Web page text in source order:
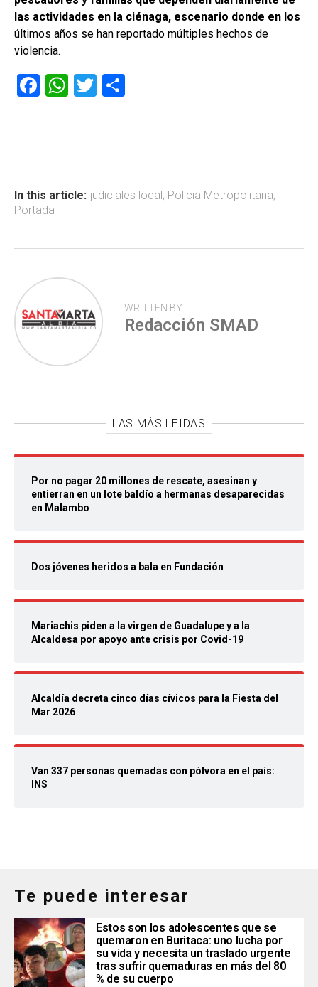
las actividades en la ciénaga, escenario donde en los
últimos años se han reportado múltiples hechos de
violencia.
F
ok
W
p
T
tir
In this article: judiciales local , Policia Metropolitana,
Portada
WRITTEN BY
Redacción SMAD
LAS MÁS LEIDAS
Por no pagar 20 millones de rescate, asesinan y
entierran en un lote baldío a hermanas desaparecidas
en Malambo
Dos jóvenes heridos a bala en Fundación
Mariachis piden a la virgen de Guadalupe y a la
Alcaldesa por apoyo ante crisis por Covid-19
Alcaldía decreta cinco días cívicos para la Fiesta del
Mar 2026
Van 337 personas quemadas con pólvora en el país:
INS
Te puede interesar
Estos son los adolescentes que se
quemaron en Buritaca: uno lucha por
su vida y necesita un traslado urgente
tras sufrir quemaduras en más del 80
% de su cuerpo